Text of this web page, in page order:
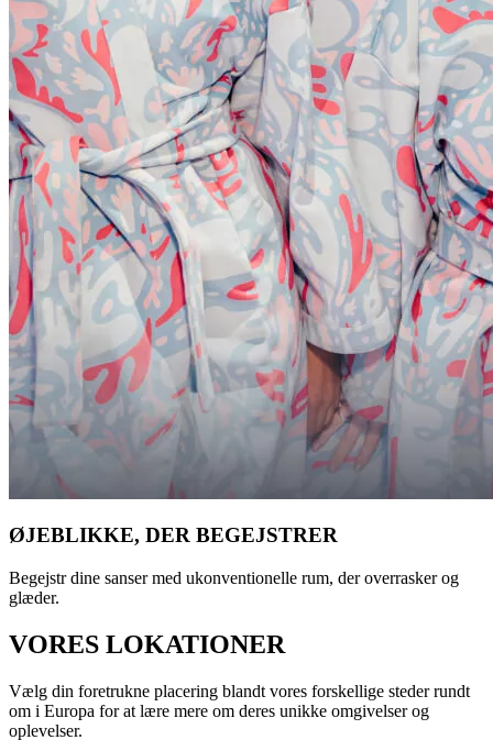
ØJEBLIKKE, DER BEGEJSTRER
Begejstr dine sanser med ukonventionelle rum, der overrasker og
glæder.
VORES LOKATIONER
Vælg din foretrukne placering blandt vores forskellige steder rundt
om i Europa for at lære mere om deres unikke omgivelser og
oplevelser.